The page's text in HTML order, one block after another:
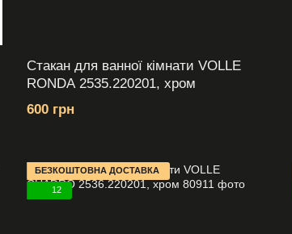
Стакан для ванної кімнати VOLLE
RONDA 2535.220201, хром
600 грн
БЕЗКОШТОВНА ДОСТАВКА
12